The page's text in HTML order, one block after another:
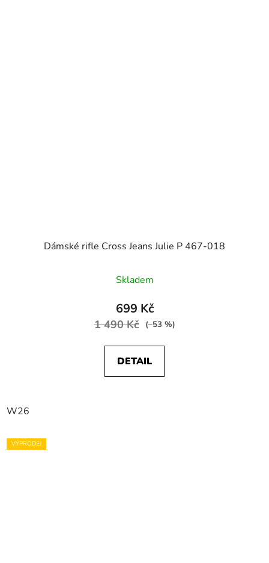
Dámské rifle Cross Jeans Julie P 467-018
Skladem
699 Kč
1 490 Kč (–53 %)
DETAIL
W26
VÝPRODEJ